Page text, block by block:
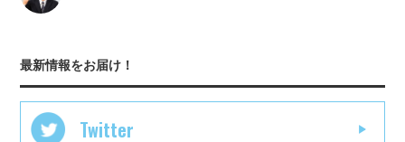
最新情報をお届け！
Twitter